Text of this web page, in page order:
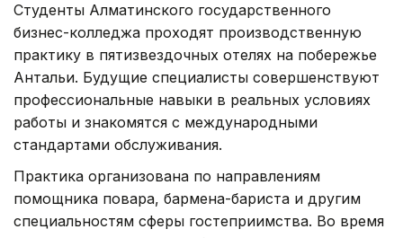
Студенты Алматинского государственного
бизнес-колледжа проходят производственную
практику в пятизвездочных отелях на побережье
Антальи. Будущие специалисты совершенствуют
профессиональные навыки в реальных условиях
работы и знакомятся с международными
стандартами обслуживания.
Практика организована по направлениям
помощника повара, бармена-бариста и другим
специальностям сферы гостеприимства. Во время